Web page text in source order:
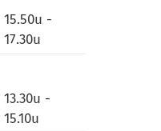
15.50u -
17.30u
13.30u -
15.10u